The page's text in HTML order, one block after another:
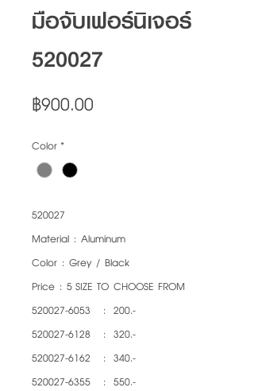
มือจับเฟอร์นิเจอร์
520027
฿900.00
Color*
520027
Material : Aluminum
Color : Grey / Black
Price : 5 SIZE TO CHOOSE FROM
520027-6053 : 200.-
520027-6128 : 320.-
520027-6162 : 340.-
520027-6355 : 550.-